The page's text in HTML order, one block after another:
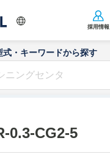
採用情報
式・キーワードから探す
0.3-CG2-5